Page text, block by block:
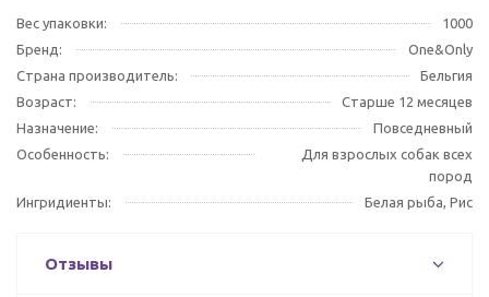
Вес упаковки:
1000
Бренд:
One&Only
Страна производитель:
Бельгия
Возраст:
Старше 12 месяцев
Назначение:
Повседневный
Особенность:
Для взрослых собак всех
пород
Ингридиенты:
Белая рыба, Рис
Отзывы